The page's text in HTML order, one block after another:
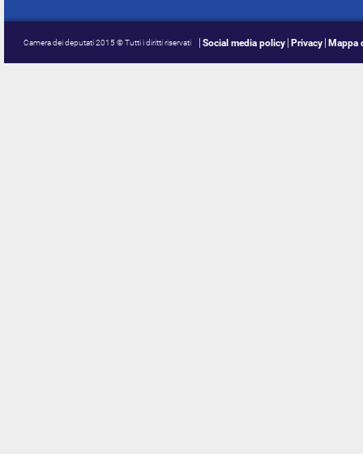
Camera dei deputati 2015 © Tutti i diritti riservati Social media policy Privacy Mappa